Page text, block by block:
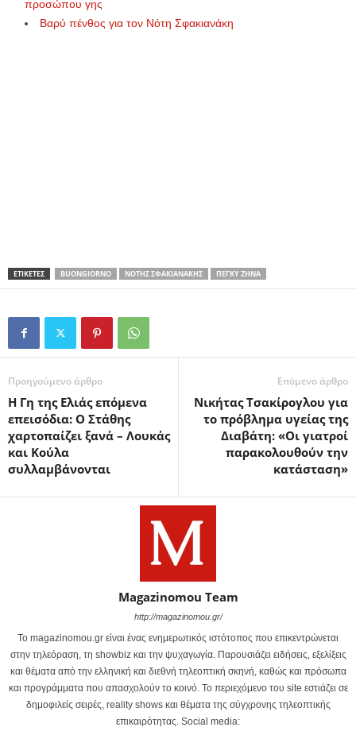
προσώπου γης
Βαρύ πένθος για τον Νότη Σφακιανάκη
ΕΤΙΚΕΤΕΣ BUONGIORNO ΝΌΤΗΣ ΣΦΑΚΙΑΝΆΚΗΣ ΠΈΓΚΥ ΖΉΝΑ
Προηγούμενο άρθρο
Η Γη της Ελιάς επόμενα
επεισόδια: Ο Στάθης
χαρτοπαίζει ξανά – Λουκάς
και Κούλα
συλλαμβάνονται
Επόμενο άρθρο
Νικήτας Τσακίρογλου για
το πρόβλημα υγείας της
Διαβάτη: «Οι γιατροί
παρακολουθούν την
κατάσταση»
Magazinomou Team
http://magazinomou.gr/
Το magazinomou.gr είναι ένας ενημερωτικός ιστότοπος που επικεντρώνεται
στην τηλεόραση, τη showbiz και την ψυχαγωγία. Παρουσιάζει ειδήσεις, εξελίξεις
και θέματα από την ελληνική και διεθνή τηλεοπτική σκηνή, καθώς και πρόσωπα
και προγράμματα που απασχολούν το κοινό. Το περιεχόμενο του site εστιάζει σε
δημοφιλείς σειρές, reality shows και θέματα της σύγχρονης τηλεοπτικής
επικαιρότητας. Social media: